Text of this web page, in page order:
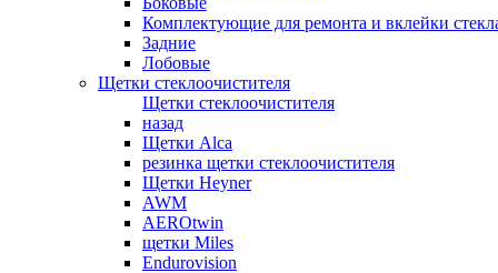
Комплектующие для ремонта и вклейки
Задние
Лобовые
Щетки стеклоочистителя
Щетки стеклоочистителя
назад
Щетки Alca
резинка щетки стеклоочистителя
Щетки Heyner
AWM
AEROtwin
щетки Miles
Endurovision